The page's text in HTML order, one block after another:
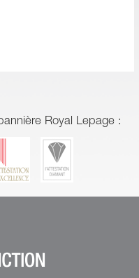
Royal Lepage :